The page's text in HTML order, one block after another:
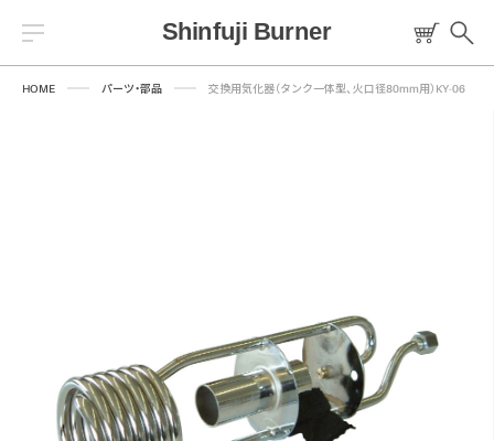
プロパンバーナー
ロウ材
HOME パーツ・部品 交換用気化器（タンク一体型、火口径80mm用）KY-06